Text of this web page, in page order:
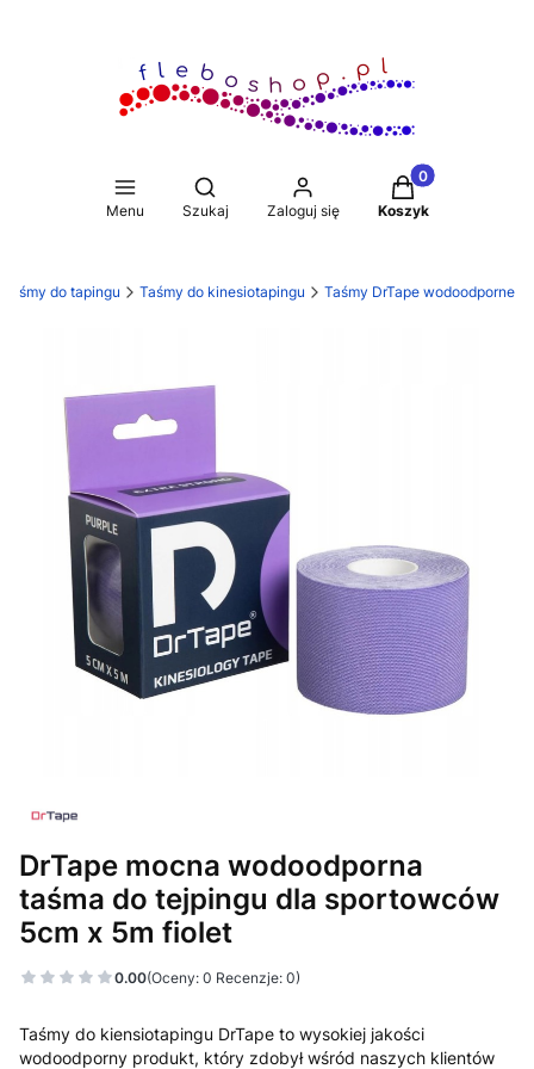
Menu
Otwórz wyszukiwarkę
Szukaj Zaloguj się
Produkty w
Koszyk
Taśmy do tapingu Taśmy do kinesiotapingu Taśmy DrTape wodoodporne
DrTape mocna wodoodporna
taśma do tejpingu dla sportowców
5cm x 5m fiolet
0.00(Oceny: 0 Recenzje: 0)
Taśmy do kiensiotapingu DrTape to wysokiej jakości
wodoodporny produkt, który zdobył wśród naszych klientów